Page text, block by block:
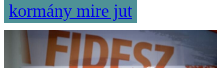
kormány mire jut